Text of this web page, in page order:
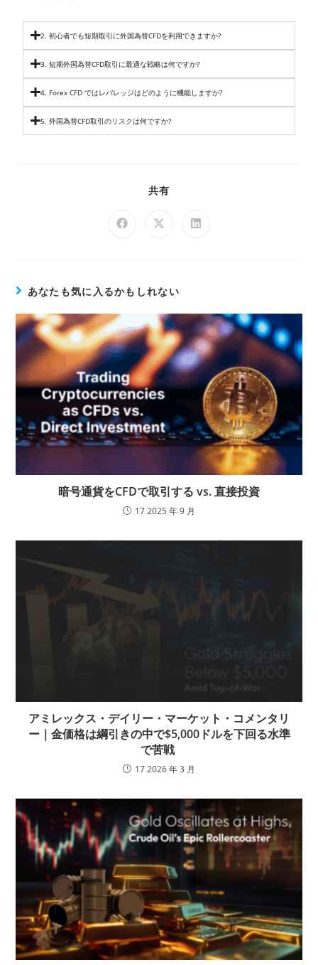
2. 初心者でも短期取引に外国為替CFDを利用できますか?
3. 短期外国為替CFD取引に最適な戦略は何ですか?
4. Forex CFD ではレバレッジはどのように機能しますか?
5. 外国為替CFD取引のリスクは何ですか?
共有
あなたも気に入るかもしれない
暗号通貨をCFDで取引する vs. 直接投資
17 2025 年 9 月
アミレックス・デイリー・マーケット・コメンタリ
ー｜金価格は綱引きの中で$5,000ドルを下回る水準
で苦戦
17 2026 年 3 月